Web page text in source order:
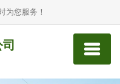
为您服务！